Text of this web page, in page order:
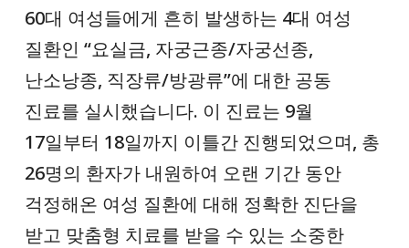
60대 여성들에게 흔히 발생하는 4대 여성
질환인 “요실금, 자궁근종/자궁선종,
난소낭종, 직장류/방광류”에 대한 공동
진료를 실시했습니다. 이 진료는 9월
17일부터 18일까지 이틀간 진행되었으며, 총
26명의 환자가 내원하여 오랜 기간 동안
걱정해온 여성 질환에 대해 정확한 진단을
받고 맞춤형 치료를 받을 수 있는 소중한